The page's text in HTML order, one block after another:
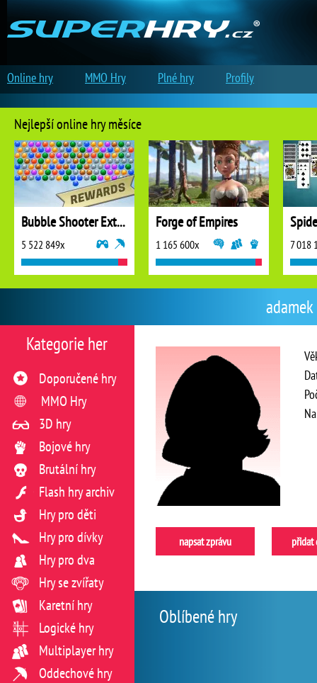
napsat zprávu přidat
Oblíbené hry
Kategorie her
Doporučené hry
MMO Hry
3D hry
Bojové hry
Brutální hry
Flash hry archiv
Hry pro děti
Hry pro dívky
Hry pro dva
Hry se zvířaty
Karetní hry
Logické hry
Multiplayer hry
Oddechové hry
Nejlepší online hry měsíce
Bubble Shooter Extreme
5 522 849x
Forge of Empires
1 165 600x 7 018
Online hry MMO Hry Plné hry Profily